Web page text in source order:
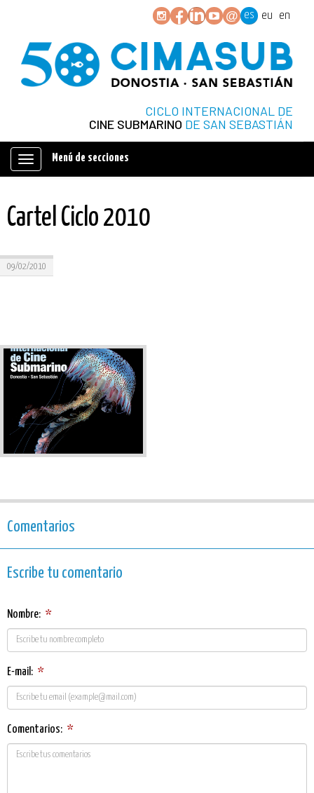
es eu en
CICLO INTERNACIONAL DE
CINE SUBMARINO DE SAN SEBASTIÁN
Mostrar/ocultar
Menú de secciones
Cartel Ciclo 2010
09/02/2010
Comentarios
Escribe tu comentario
Nombre: *
E-mail: *
Comentarios: *